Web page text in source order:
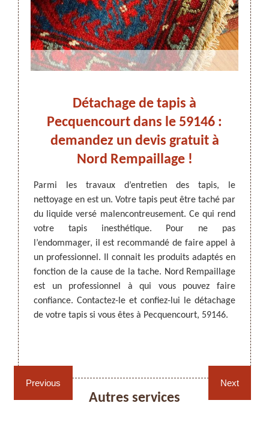
ARTISAN DEZITTER, REMPAILLAGE -
CANNAGE - RECOLLAGE, 59 NORD
Cannage fauteuil, chaises
Previous
de
de
de
Nord
vous
Détachage de tapis à
Pecquencourt dans le 59146 :
demandez un devis gratuit à
Nord Rempaillage !
Parmi les travaux d’entretien des tapis, le
nettoyage en est un. Votre tapis peut être taché par
du liquide versé malencontreusement. Ce qui rend
votre tapis inesthétique. Pour ne pas
l’endommager, il est recommandé de faire appel à
un professionnel. Il connait les produits adaptés en
fonction de la cause de la tache. Nord Rempaillage
est un professionnel à qui vous pouvez faire
confiance. Contactez-le et confiez-lui le détachage
de votre tapis si vous êtes à Pecquencourt, 59146.
Pour
de
pour
Next
Autres services